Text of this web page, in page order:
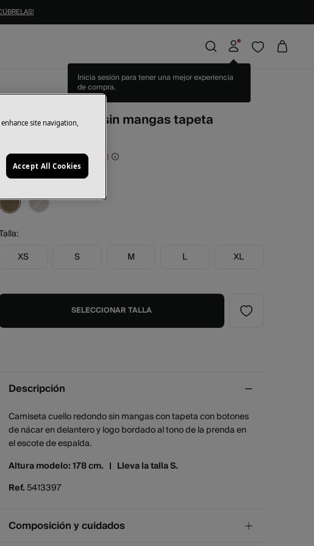
Camiseta sin mangas tapeta
49,00 €Ahorras25,00 €
Color:Kaki
XS
S M L XL
SELECCIONAR TALLA
Descripción
Camiseta cuello redondo sin mangas con tapeta con botones
de nácar en delantero y logo bordado al tono de la prenda en
el escote de espalda.
Altura modelo: 178 cm. | Lleva la talla S.
Ref.5413397
Composición y cuidados
site navigation,
Accept All Cookies